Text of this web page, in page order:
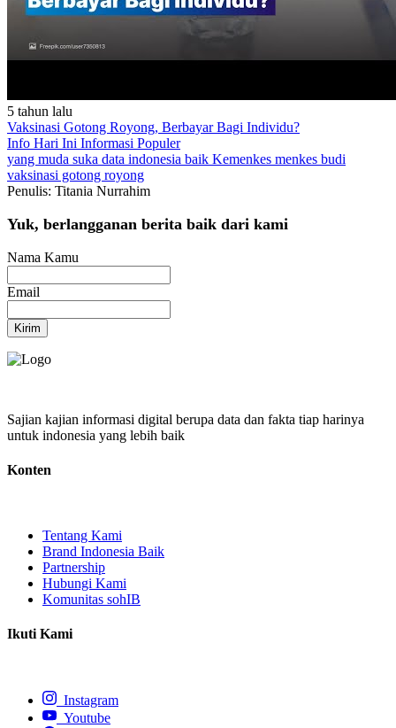
5 tahun lalu
Vaksinasi Gotong Royong, Berbayar Bagi Individu?
Info Hari Ini Informasi Populer
yang muda suka data indonesia baik Kemenkes menkes budi
vaksinasi gotong royong
Penulis: Titania Nurrahim
Yuk, berlangganan berita baik dari kami
Nama Kamu
Email
Kirim
Sajian kajian informasi digital berupa data dan fakta tiap harinya
untuk indonesia yang lebih baik
Konten
Tentang Kami
Brand Indonesia Baik
Partnership
Hubungi Kami
Komunitas sohIB
Ikuti Kami
Instagram
Youtube